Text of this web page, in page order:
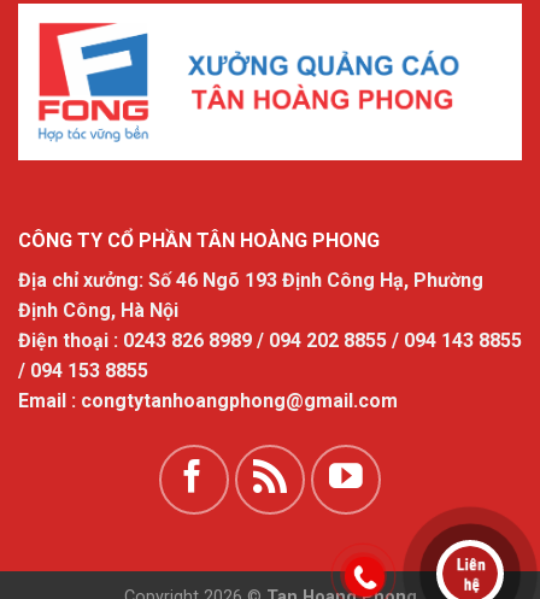
CÔNG TY CỔ PHẦN TÂN HOÀNG PHONG
Địa chỉ xưởng: Số 46 Ngõ 193 Định Công Hạ, Phường
Định Công, Hà Nội
Điện thoại : 0243 826 8989 / 094 202 8855 / 094 143 8855
/ 094 153 8855
Email : congtytanhoangphong@gmail.com